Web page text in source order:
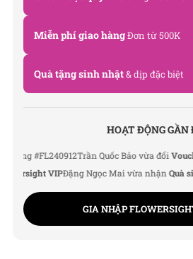
Miễn phí giao hàngĐơn từ 500K
Quà tặng sinh nhật& dịp đặc biệt
HOẠT ĐỘNG GẦN
#FL240912Trần Quốc Bảo vừa đổiVoucher
VIPĐặng Ngọc Mai vừa nhậnQuà sinh
GIA NHẬP